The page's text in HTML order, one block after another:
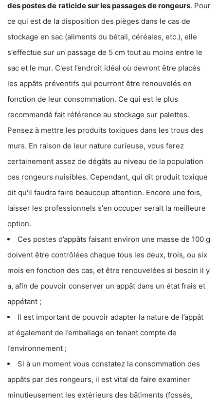
des postes de raticide sur les passages de rongeurs. Pour
ce qui est de la disposition des pièges dans le cas de
stockage en sac (aliments du bétail, céréales, etc.), elle
s'effectue sur un passage de 5 cm tout au moins entre le
sac et le mur. C'est l’endroit idéal où devront être placés
les appâts préventifs qui pourront être renouvelés en
fonction de leur consommation. Ce qui est le plus
recommandé fait référence au stockage sur palettes.
Pensez à mettre les produits toxiques dans les trous des
murs. En raison de leur nature curieuse, vous ferez
certainement assez de dégâts au niveau de la population
ces rongeurs nuisibles. Cependant, qui dit produit toxique
dit qu'il faudra faire beaucoup attention. Encore une fois,
laisser les professionnels s'en occuper serait la meilleure
option.
Ces postes d’appâts faisant environ une masse de 100 g
doivent être contrôlées chaque tous les deux, trois, ou six
mois en fonction des cas, et être renouvelées si besoin il y
a, afin de pouvoir conserver un appât dans un état frais et
appétant ;
Il est important de pouvoir adapter la nature de l’appât
et également de l’emballage en tenant compte de
l’environnement ;
Si à un moment vous constatez la consommation des
appâts par des rongeurs, il est vital de faire examiner
minutieusement les extérieurs des bâtiments (fossés,